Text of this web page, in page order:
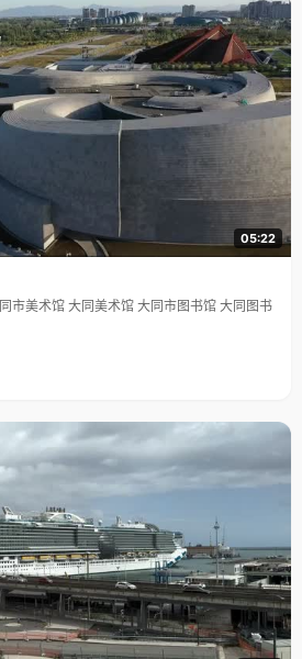
05:22